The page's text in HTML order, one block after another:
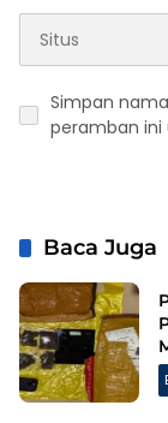
Simpan
peramban ini
Baca Juga